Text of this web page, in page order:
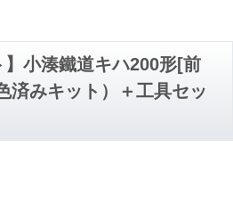
】小湊鐵道キハ200形[前
済みキット）＋工具セッ